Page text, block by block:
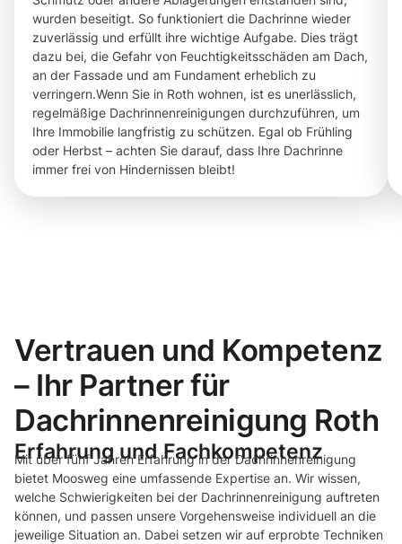
wurden beseitigt. So funktioniert die Dachrinne wieder
zuverlässig und erfüllt ihre wichtige Aufgabe. Dies trägt
dazu bei, die Gefahr von Feuchtigkeitsschäden am Dach,
an der Fassade und am Fundament erheblich zu
verringern.Wenn Sie in Roth wohnen, ist es unerlässlich,
regelmäßige Dachrinnenreinigungen durchzuführen, um
Ihre Immobilie langfristig zu schützen. Egal ob Frühling
oder Herbst – achten Sie darauf, dass Ihre Dachrinne
immer frei von Hindernissen bleibt!
Vertrauen und Kompetenz
– Ihr Partner für
Dachrinnenreinigung Roth
Erfahrung und Fachkompetenz
Mit über fünf Jahren Erfahrung in der Dachrinnenreinigung
bietet Moosweg eine umfassende Expertise an. Wir wissen,
welche Schwierigkeiten bei der Dachrinnenreinigung auftreten
können, und passen unsere Vorgehensweise individuell an die
jeweilige Situation an. Dabei setzen wir auf erprobte Techniken